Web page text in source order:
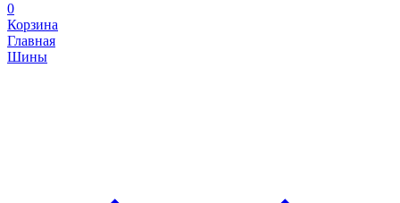
0
Корзина
Главная
Шины